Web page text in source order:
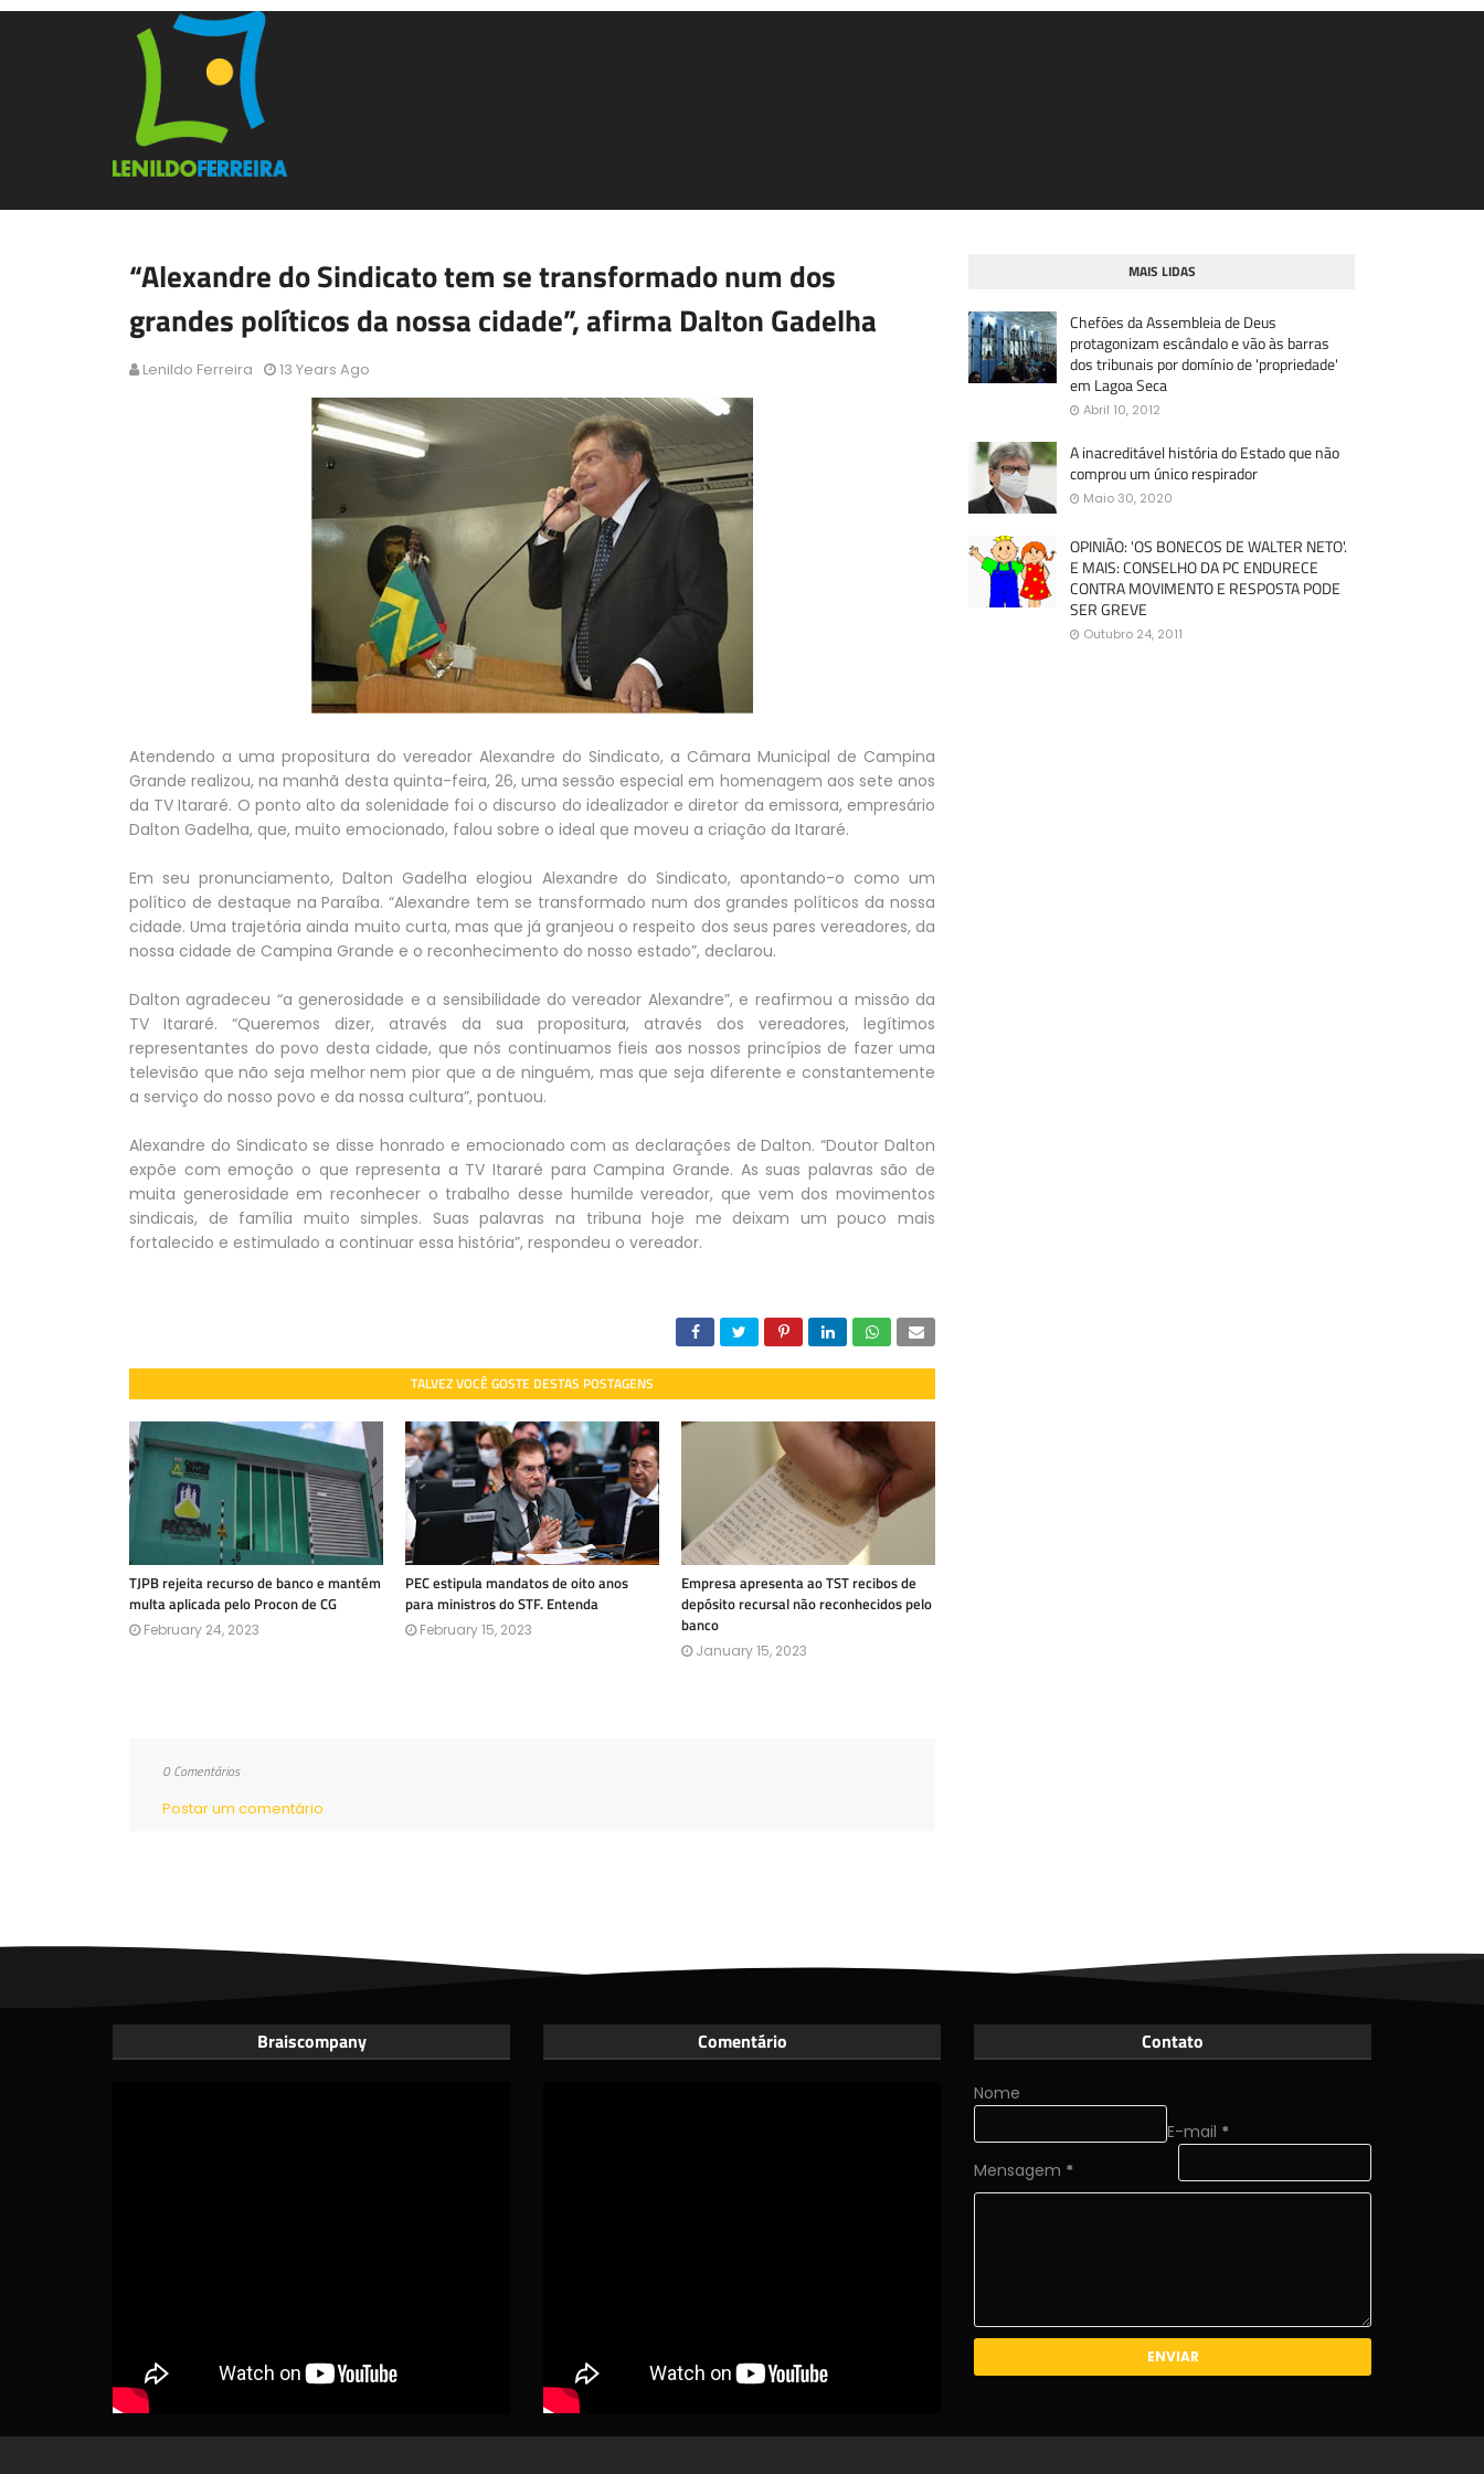
“Alexandre do Sindicato tem se transformado num dos
grandes políticos da nossa cidade”, afirma Dalton Gadelha
Lenildo Ferreira 13 Years Ago
Atendendo a uma propositura do vereador Alexandre do Sindicato, a Câmara Municipal de Campina
Grande realizou, na manhã desta quinta-feira, 26, uma sessão especial em homenagem aos sete anos
da TV Itararé. O ponto alto da solenidade foi o discurso do idealizador e diretor da emissora, empresário
Dalton Gadelha, que, muito emocionado, falou sobre o ideal que moveu a criação da Itararé.
Em seu pronunciamento, Dalton Gadelha elogiou Alexandre do Sindicato, apontando-o como um
político de destaque na Paraíba. “Alexandre tem se transformado num dos grandes políticos da nossa
cidade. Uma trajetória ainda muito curta, mas que já granjeou o respeito dos seus pares vereadores, da
nossa cidade de Campina Grande e o reconhecimento do nosso estado”, declarou.
Dalton agradeceu “a generosidade e a sensibilidade do vereador Alexandre”, e reafirmou a missão da
TV Itararé. “Queremos dizer, através da sua propositura, através dos vereadores, legítimos
representantes do povo desta cidade, que nós continuamos fieis aos nossos princípios de fazer uma
televisão que não seja melhor nem pior que a de ninguém, mas que seja diferente e constantemente
a serviço do nosso povo e da nossa cultura”, pontuou.
Alexandre do Sindicato se disse honrado e emocionado com as declarações de Dalton. “Doutor Dalton
expõe com emoção o que representa a TV Itararé para Campina Grande. As suas palavras são de
muita generosidade em reconhecer o trabalho desse humilde vereador, que vem dos movimentos
sindicais, de família muito simples. Suas palavras na tribuna hoje me deixam um pouco mais
fortalecido e estimulado a continuar essa história”, respondeu o vereador.
TALVEZ VOCÊ GOSTE DESTAS POSTAGENS
TJPB rejeita recurso de banco e mantém
multa aplicada pelo Procon de CG
February 24, 2023
PEC estipula mandatos de oito anos
para ministros do STF. Entenda
February 15, 2023
Empresa apresenta ao TST recibos de
depósito recursal não reconhecidos pelo
banco
January 15, 2023
0 Comentários
Postar um comentário
MAIS LIDAS
Chefões da Assembleia de Deus
protagonizam escândalo e vão às barras
dos tribunais por domínio de 'propriedade'
em Lagoa Seca
Abril 10, 2012
A inacreditável história do Estado que não
comprou um único respirador
Maio 30, 2020
OPINIÃO: 'OS BONECOS DE WALTER NETO'.
E MAIS: CONSELHO DA PC ENDURECE
CONTRA MOVIMENTO E RESPOSTA PODE
SER GREVE
Outubro 24, 2011
Braiscompany Comentário Contato
Nome
E-mail *
Mensagem *